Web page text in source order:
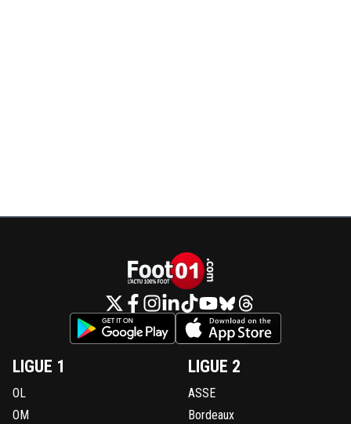
LIGUE 1
OL
OM
LIGUE 2
ASSE
Bordeaux